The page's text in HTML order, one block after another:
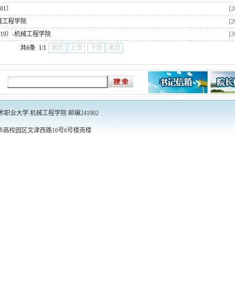
）
工程学院
）-机械工程学院
共6条 1/1
首页 上页 下页 尾页
职业大学 机械工程学院 邮编241002
园区文津西路16号6号楼南楼